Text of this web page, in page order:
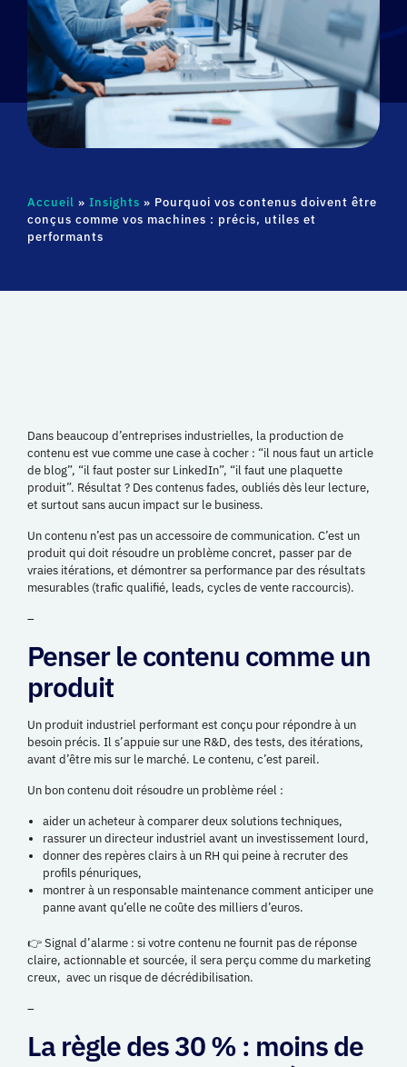
Accueil » Insights » Pourquoi vos contenus doivent être
conçus comme vos machines : précis, utiles et
performants
Dans beaucoup d’entreprises industrielles, la production de
contenu est vue comme une case à cocher : “il nous faut un article
de blog”, “il faut poster sur LinkedIn”, “il faut une plaquette
produit”. Résultat ? Des contenus fades, oubliés dès leur lecture,
et surtout sans aucun impact sur le business.
Un contenu n’est pas un accessoire de communication. C’est un
produit qui doit résoudre un problème concret, passer par de
vraies itérations, et démontrer sa performance par des résultats
mesurables (trafic qualifié, leads, cycles de vente raccourcis).
–
Penser le contenu comme un
produit
Un produit industriel performant est conçu pour répondre à un
besoin précis. Il s’appuie sur une R&D, des tests, des itérations,
avant d’être mis sur le marché. Le contenu, c’est pareil.
Un bon contenu doit résoudre un problème réel :
aider un acheteur à comparer deux solutions techniques,
rassurer un directeur industriel avant un investissement lourd,
donner des repères clairs à un RH qui peine à recruter des
profils pénuriques,
montrer à un responsable maintenance comment anticiper une
panne avant qu’elle ne coûte des milliers d’euros.
👉 Signal d’alarme : si votre contenu ne fournit pas de réponse
claire, actionnable et sourcée, il sera perçu comme du marketing
creux, avec un risque de décrédibilisation.
–
La règle des 30 % : moins de